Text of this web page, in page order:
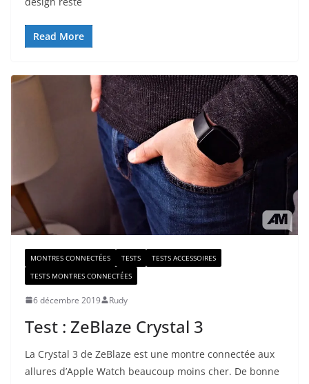
Read More
MONTRES CONNECTÉES TESTS
TESTS ACCESSOIRES
TESTS MONTRES CONNECTÉES
6 décembre 2019 Rudy
Test : ZeBlaze Crystal 3
La Crystal 3 de ZeBlaze est une montre connectée aux
allures d’Apple Watch beaucoup moins cher. De bonne